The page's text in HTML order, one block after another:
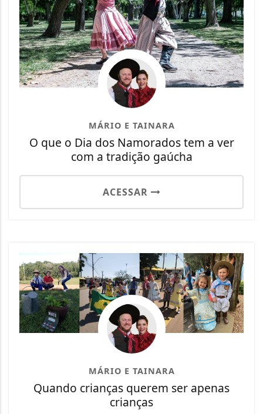
MÁRIO E TAINARA
O que o Dia dos Namorados tem a ver
com a tradição gaúcha
ACESSAR
MÁRIO E TAINARA
Quando crianças querem ser apenas
crianças